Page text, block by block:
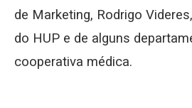
de Marketing, Rodrigo
do HUP e de alguns
cooperativa médica.